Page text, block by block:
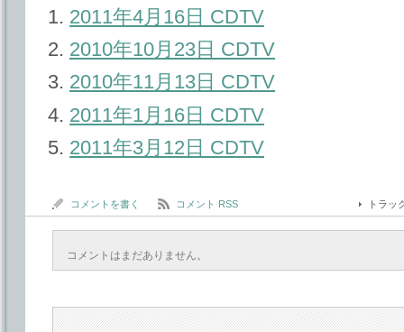
2011年4月16日 CDTV
2010年10月23日 CDTV
2010年11月13日 CDTV
2011年1月16日 CDTV
2011年3月12日 CDTV
コメントを書く コメント RSS トラ
コメントはまだありません。